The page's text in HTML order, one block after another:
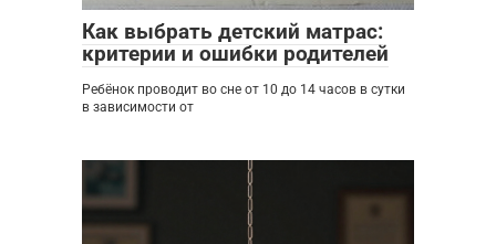
Как выбрать детский матрас:
критерии и ошибки родителей
Ребёнок проводит во сне от 10 до 14 часов в сутки
в зависимости от